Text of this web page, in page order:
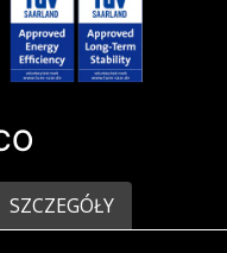
SZCZEGÓŁY